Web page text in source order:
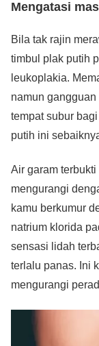
Mengatasi
Bila tak rajin
timbul plak putih
leukoplakia.
namun
tempat subur
putih ini
Air garam
mengurangi
kamu berkumur
natrium klorida
sensasi lidah
terlalu panas. Ini
mengurangi